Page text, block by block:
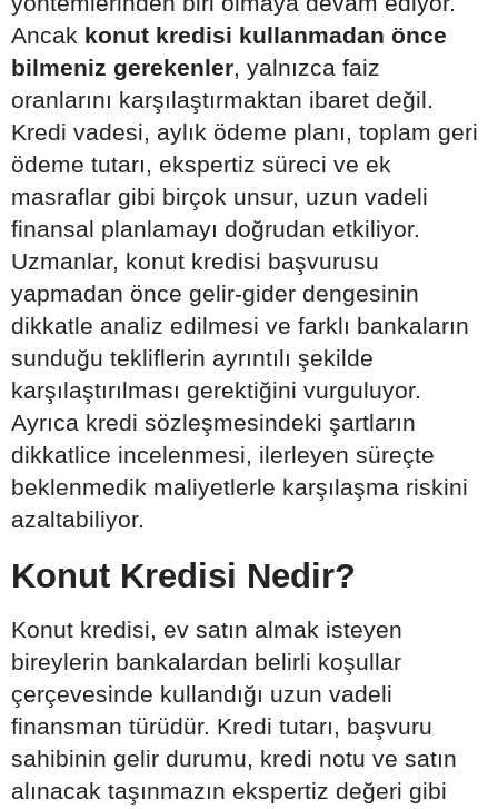
Ancak konut kredisi kullanmadan önce
bilmeniz gerekenler, yalnızca faiz
oranlarını karşılaştırmaktan ibaret değil.
Kredi vadesi, aylık ödeme planı, toplam geri
ödeme tutarı, ekspertiz süreci ve ek
masraflar gibi birçok unsur, uzun vadeli
finansal planlamayı doğrudan etkiliyor.
Uzmanlar, konut kredisi başvurusu
yapmadan önce gelir-gider dengesinin
dikkatle analiz edilmesi ve farklı bankaların
sunduğu tekliflerin ayrıntılı şekilde
karşılaştırılması gerektiğini vurguluyor.
Ayrıca kredi sözleşmesindeki şartların
dikkatlice incelenmesi, ilerleyen süreçte
beklenmedik maliyetlerle karşılaşma riskini
azaltabiliyor.
Konut Kredisi Nedir?
Konut kredisi, ev satın almak isteyen
bireylerin bankalardan belirli koşullar
çerçevesinde kullandığı uzun vadeli
finansman türüdür. Kredi tutarı, başvuru
sahibinin gelir durumu, kredi notu ve satın
alınacak taşınmazın ekspertiz değeri gibi